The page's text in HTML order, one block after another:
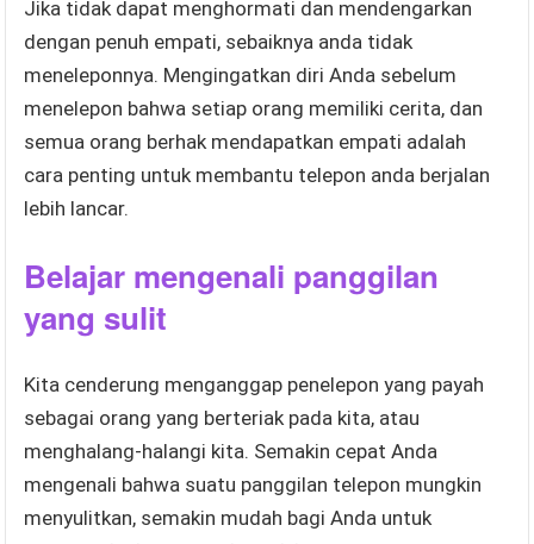
Jika tidak dapat menghormati dan mendengarkan
dengan penuh empati, sebaiknya anda tidak
meneleponnya. Mengingatkan diri Anda sebelum
menelepon bahwa setiap orang memiliki cerita, dan
semua orang berhak mendapatkan empati adalah
cara penting untuk membantu telepon anda berjalan
lebih lancar.
Belajar mengenali panggilan
yang sulit
Kita cenderung menganggap penelepon yang payah
sebagai orang yang berteriak pada kita, atau
menghalang-halangi kita. Semakin cepat Anda
mengenali bahwa suatu panggilan telepon mungkin
menyulitkan, semakin mudah bagi Anda untuk